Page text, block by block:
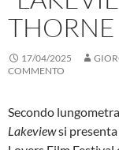
THORNE
17/04/2025
COMMENTO
Secondo
Lakeviewsi presenta